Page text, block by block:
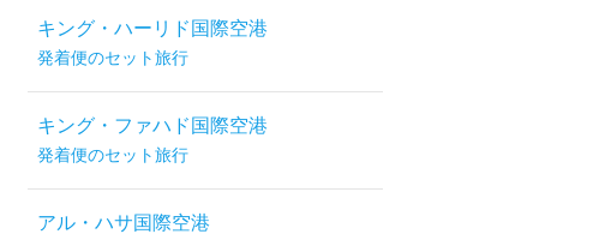
キング・ハーリド国際空港
発着便のセット旅行
キング・ファハド国際空港
発着便のセット旅行
アル・ハサ国際空港